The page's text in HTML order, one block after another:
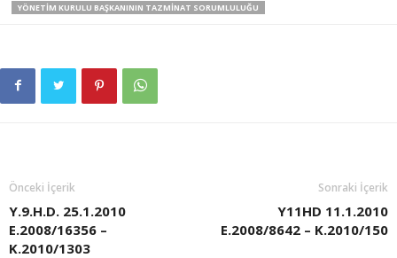
YÖNETIM KURULU BAŞKANININ TAZMINAT SORUMLULUĞU
Önceki İçerik
Y.9.H.D. 25.1.2010
E.2008/16356 –
K.2010/1303
Sonraki İçerik
Y11HD 11.1.2010
E.2008/8642 – K.2010/150